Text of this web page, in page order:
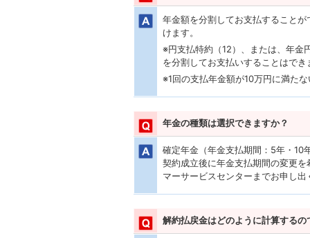
年金額を分割してお支払すること
けます。
※円支払特約（12）、または、年金
を分割してお支払いすることはでき
※1回の支払年金額が10万円に満た
年金の種類は選択できますか？
確定年金（年金支払期間：5年・10
契約成立後に年金支払期間の変更
マーサービスセンターまでお申し出
解約払戻金はどのように計算するの